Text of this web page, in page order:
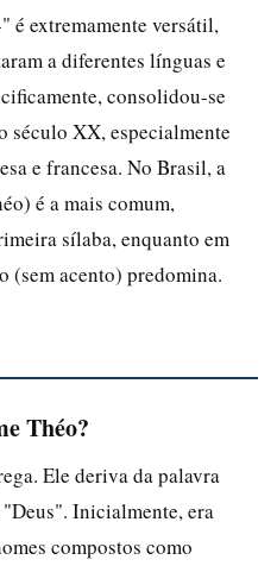
é extremamente versátil,
a diferentes línguas e
consolidou-se
século XX, especialmente
e francesa. No Brasil, a
é a mais comum,
sílaba, enquanto em
(sem acento) predomina.
Théo?
Ele deriva da palavra
Inicialmente, era
compostos como